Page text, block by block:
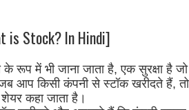
is Stock? In Hindi]
रूप में भी जाना जाता है, एक सुरक्षा है
जब आप किसी कंपनी से स्टॉक खरीदते
कहा जाता है।